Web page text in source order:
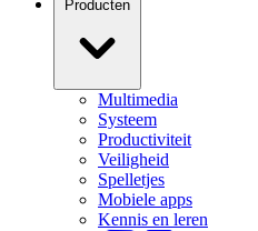
Producten
Multimedia
Systeem
Productiviteit
Veiligheid
Spelletjes
Mobiele apps
Kennis en leren